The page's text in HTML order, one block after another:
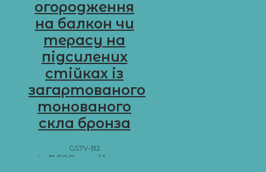
огородження
на балкон чи
терасу на
підсилених
стійках із
загартованого
тонованого
скла бронза
GSTV-B2
від 7 590
/ 1 м пог.